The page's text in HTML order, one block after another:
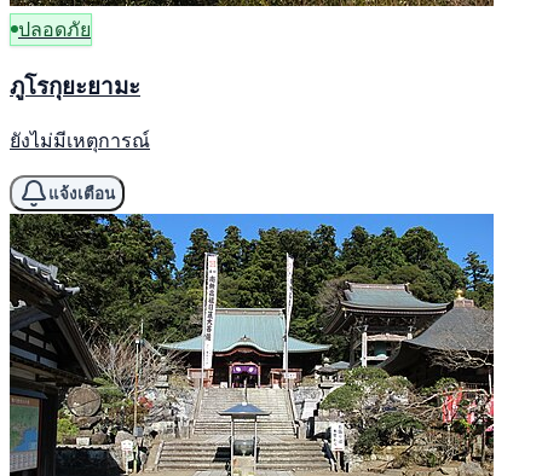
ปลอดภัย
ภูโรกุยะยามะ
ยังไม่มีเหตุการณ์
แจ้งเตือน